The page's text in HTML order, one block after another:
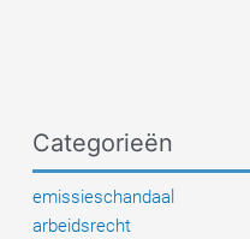
na
ernstig
ongeluk
Categorieën
emissieschandaal
arbeidsrecht